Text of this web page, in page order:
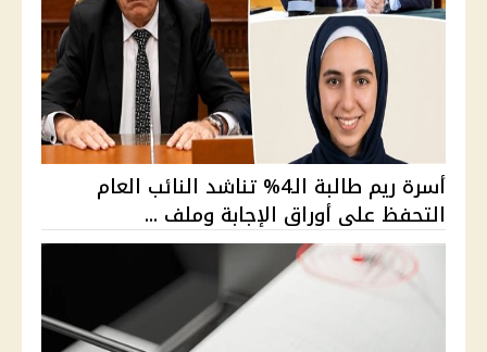
أسرة ريم طالبة الـ4% تناشد النائب العام
التحفظ على أوراق الإجابة وملف ...